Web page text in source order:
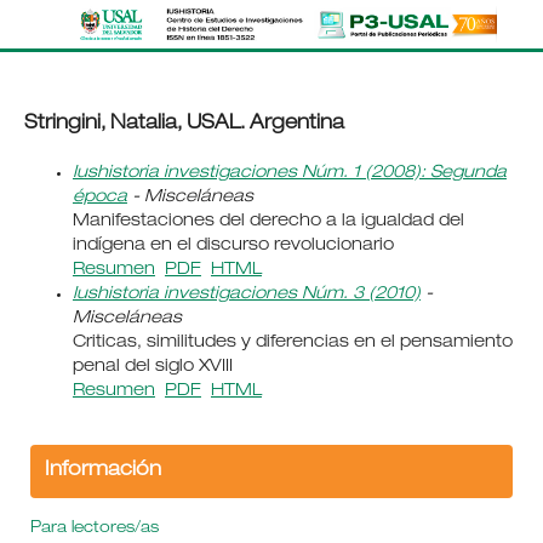
Stringini, Natalia, USAL. Argentina
Iushistoria investigaciones Núm. 1 (2008): Segunda
época- Misceláneas
Manifestaciones del derecho a la igualdad del
indígena en el discurso revolucionario
Resumen
PDF
HTML
Iushistoria investigaciones Núm. 3 (2010)-
Misceláneas
Criticas, similitudes y diferencias en el pensamiento
penal del siglo XVIII
Resumen
PDF HTML
Información
Para lectores/as